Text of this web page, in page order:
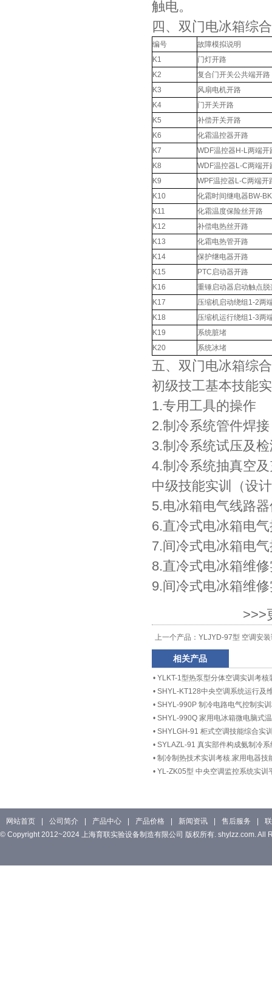
触电。
四、双门电冰箱综
编号
故障模拟说明
K1
门灯开路
K2
复合门开关公共端开路
K3
风扇电机开路
K4
门开关开路
K5
补偿开关开路
K6
化霜温控器开路
K7
WDF温控器H-L两端开
K8
WDF温控器L-C两端开
K9
WPF温控器L-C两端开
K10
化霜时间继电器BW-
K11
化霜温度保险丝开路
K12
补偿电热丝开路
K13
化霜电热管开路
K14
保护继电器开路
K15
PTC启动器开路
K16
重锤启动器启动触点脱
K17
压缩机启动绕组1-2两
K18
压缩机运行绕组1-3两
K19
系统脏堵
K20
系统冰堵
五、双门电冰箱综
初级技工基本技能
1.专用工具的操作
2.制冷系统管件焊接
3.制冷系统试压及
4.制冷系统抽真空
中级技能实训（设
5.电冰箱电气线路
6.直冷式电冰箱电
7.间冷式电冰箱电
8.直冷式电冰箱维
9.间冷式电冰箱维
>>>
上一个产品： YLJYD-97型 空调安
相关产品
• YLKT-1型热泵型分体空调实训考核
• SHYL-KT128中央空调系统运行及
• SHYL-990P 制冷电路电气控制实
• SHYL-990Q 家用电冰箱微电脑式
• SHYLGH-91 柜式空调技能综合实
• SYLAZL-91 真实部件构成氨制冷
• 制冷制热技术实训考核.家用电器技
• YL-ZK05型 中央空调监控系统实训
网站首页 公司简介 产品中心 产品价格 新闻资讯 售后服务
© Copyright 2012~2024 上海育联实验设备制造有限公司 版权所有. shylzz.com. All